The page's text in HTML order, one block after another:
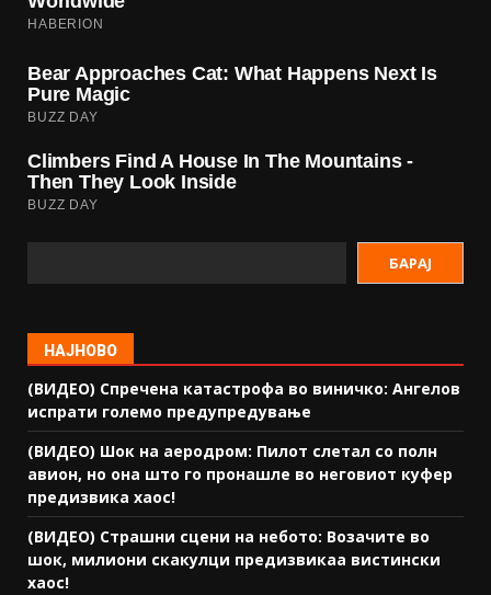
БАРАЈ
НАЈНОВО
(ВИДЕО) Спречена катастрофа во виничко: Ангелов
испрати големо предупредување
(ВИДЕО) Шок на аеродром: Пилот слетал со полн
авион, но она што го пронашле во неговиот куфер
предизвика хаос!
(ВИДЕО) Страшни сцени на небото: Возачите во
шок, милиони скакулци предизвикаа вистински
хаос!